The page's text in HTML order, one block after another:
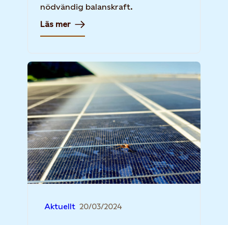
nödvändig balanskraft.
Läs mer
Aktuellt 20/03/2024